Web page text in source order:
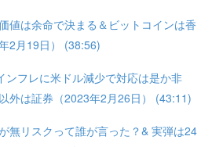
値は余命で決まる＆ビットコインは香
2月19日） (38:56)
フレに米ドル減少で対応は是か非
外は証券（2023年2月26日） (43:11)
無リスクって誰が言った？& 実弾は24